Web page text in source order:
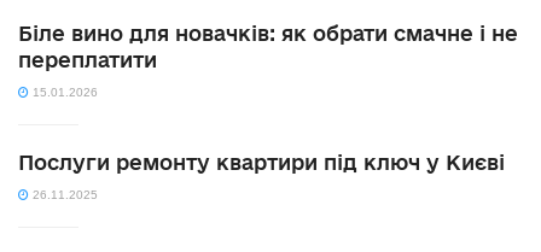
Біле вино для новачків: як обрати смачне і не
переплатити
15.01.2026
Послуги ремонту квартири під ключ у Києві
26.11.2025